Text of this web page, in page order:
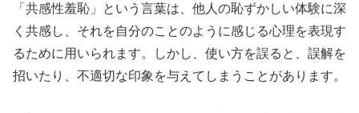
「共感性羞恥」という言葉は、他人の恥ずかしい体験に深
く共感し、それを自分のことのように感じる心理を表現す
るために用いられます。しかし、使い方を誤ると、誤解を
招いたり、不適切な印象を与えてしまうことがあります。